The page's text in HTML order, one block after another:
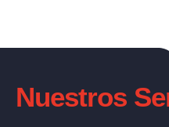
Nuestros